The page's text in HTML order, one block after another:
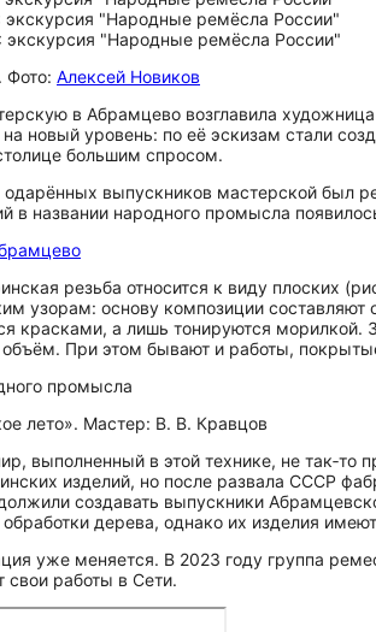
Фото: Алексей Новиков
в Абрамцево возглавила
новый уровень: по её эскизам стали
большим спросом.
выпускников мастерской был
в названии народного промысла
резьба относится к виду плоских
узорам: основу композиции
красками, а лишь тонируются
объём. При этом бывают и работы,
лето». Мастер: В. В. Кравцов
выполненный в этой технике, не так‑то
изделий, но после развала СССР
создавать выпускники
дерева, однако их изделия
уже меняется. В 2023 году группа
свои работы в Сети.